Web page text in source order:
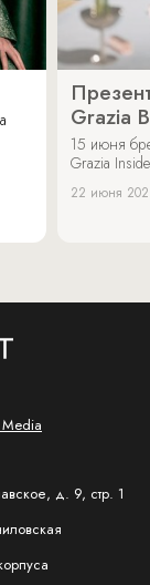
Grazia
15 июня
Grazia
22 июня
д. 9, стр. 1